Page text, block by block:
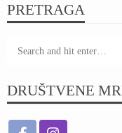
PRETRAGA
DRUŠTVENE